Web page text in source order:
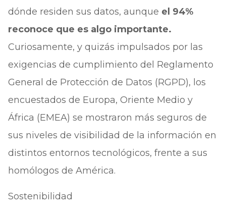
dónde residen sus datos, aunque el 94%
reconoce que es algo importante.
Curiosamente, y quizás impulsados por las
exigencias de cumplimiento del Reglamento
General de Protección de Datos (RGPD), los
encuestados de Europa, Oriente Medio y
África (EMEA) se mostraron más seguros de
sus niveles de visibilidad de la información en
distintos entornos tecnológicos, frente a sus
homólogos de América.
Sostenibilidad